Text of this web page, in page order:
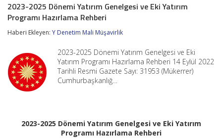
Dönemi
Yatırım
ve
Yatırım
Programı
Hazırlama
Rehberi
için
2023-2025 Dönemi Yatırım Genelgesi ve Eki Yatırım
Programı Hazırlama Rehberi
Haberi Ekleyen: Y Denetim Mali Müşavirlik
2023-2025 Dönemi Yatırım Genelgesi ve Eki
Yatırım Programı Hazırlama Rehberi 14 Eylül 2022
Tarihli Resmi Gazete Sayı: 31953 (Mükerrer)
Cumhurbaşkanlığ…
2023-2025 Dönemi Yatırım Genelgesi ve Eki Yatırım
Programı Hazırlama Rehberi